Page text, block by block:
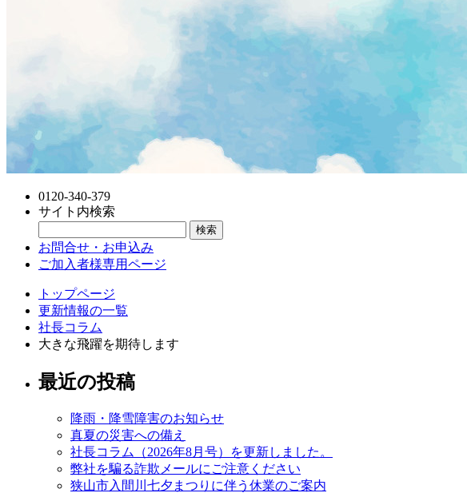
0120-340-379
サイト内検索
お問合せ・お申込み
ご加入者様専用ページ
トップページ
更新情報の一覧
社長コラム
大きな飛躍を期待します
最近の投稿
降雨・降雪障害のお知らせ
真夏の災害への備え
社長コラム（2026年8月号）を更新しました。
弊社を騙る詐欺メールにご注意ください
狭山市入間川七夕まつりに伴う休業のご案内